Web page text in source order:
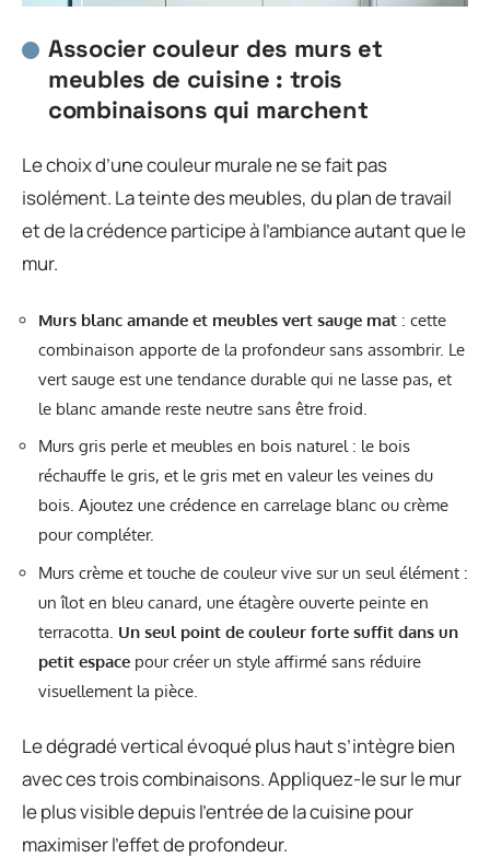
Associer couleur des murs et
meubles de cuisine : trois
combinaisons qui marchent
Le choix d’une couleur murale ne se fait pas
isolément. La teinte des meubles, du plan de travail
et de la crédence participe à l’ambiance autant que le
mur.
Murs blanc amande et meubles vert sauge mat : cette
combinaison apporte de la profondeur sans assombrir. Le
vert sauge est une tendance durable qui ne lasse pas, et
le blanc amande reste neutre sans être froid.
Murs gris perle et meubles en bois naturel : le bois
réchauffe le gris, et le gris met en valeur les veines du
bois. Ajoutez une crédence en carrelage blanc ou crème
pour compléter.
Murs crème et touche de couleur vive sur un seul élément :
un îlot en bleu canard, une étagère ouverte peinte en
terracotta. Un seul point de couleur forte suffit dans un
petit espace pour créer un style affirmé sans réduire
visuellement la pièce.
Le dégradé vertical évoqué plus haut s’intègre bien
avec ces trois combinaisons. Appliquez-le sur le mur
le plus visible depuis l’entrée de la cuisine pour
maximiser l’effet de profondeur.